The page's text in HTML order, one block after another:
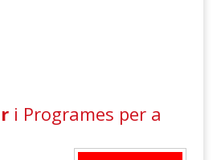
i Programes per a